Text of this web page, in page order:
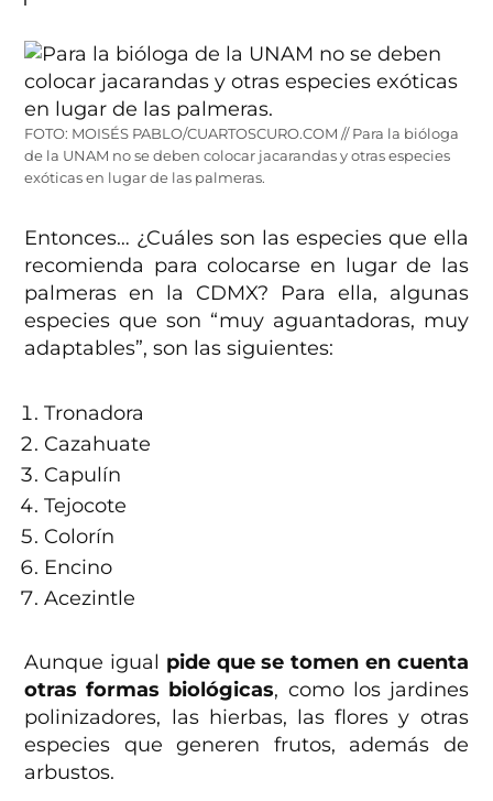
FOTO: MOISÉS PABLO/CUARTOSCURO.COM // Para la bióloga
de la UNAM no se deben colocar jacarandas y otras especies
exóticas en lugar de las palmeras.
Entonces… ¿Cuáles son las especies que ella
recomienda para colocarse en lugar de las
palmeras en la CDMX? Para ella, algunas
especies que son “muy aguantadoras, muy
adaptables”, son las siguientes:
Tronadora
Cazahuate
Capulín
Tejocote
Colorín
Encino
Acezintle
Aunque igual pide que se tomen en cuenta
otras formas biológicas, como los jardines
polinizadores, las hierbas, las flores y otras
especies que generen frutos, además de
arbustos.